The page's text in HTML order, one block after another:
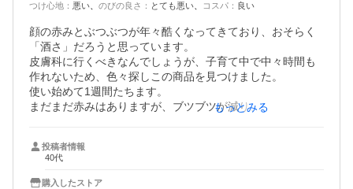
つけ心地 ： 悪い のびの良さ ： とても悪い コスパ ： 良い
顔の赤みとぶつぶつが年々酷くなってきており、おそらく
「酒さ」だろうと思っています。
皮膚科に行くべきなんでしょうが、子育て中で中々時間も
作れないため、色々探しこの商品を見つけました。
使い始めて1週間たちます。
まだまだ赤みはありますが、ブツブツが減り、新たな吹出
説明書にも記載があったので不安はありませんでした。
日に日にその時間も減ってきているように思います。
後は赤みが無くなるのを祈るのみ
もっとみる
投稿者情報
40代
購入したストア